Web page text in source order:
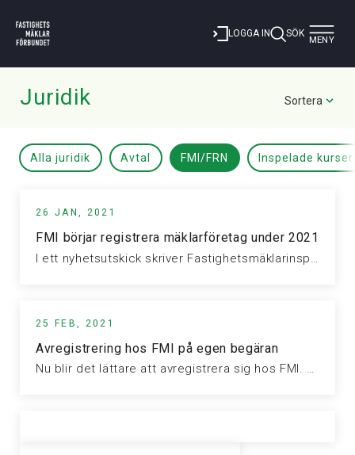
LOGGA IN SÖK Toggle
MENY
Juridik
Alla juridik Avtal FMI/FRN Inspelade kurser
Sortera
26 JAN, 2021
FMI börjar registrera mäklarföretag under 2021
25 FEB, 2021
Avregistrering hos FMI på egen begäran
Nu blir det lättare att avregistrera sig hos FMI. Om du vill…